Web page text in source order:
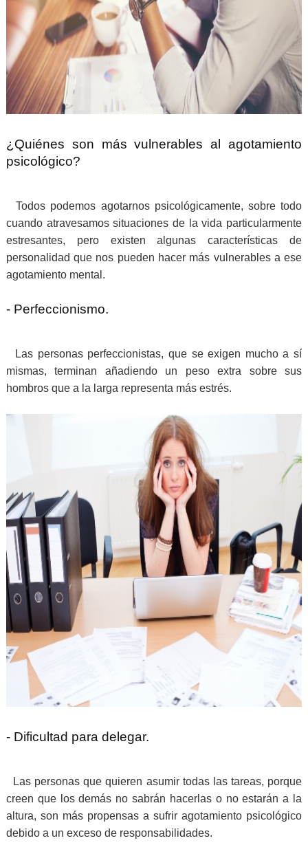
¿Quiénes son más vulnerables al agotamiento
psicológico?
Todos podemos agotarnos psicológicamente, sobre todo
cuando atravesamos situaciones de la vida particularmente
estresantes, pero existen algunas características de
personalidad que nos pueden hacer más vulnerables a ese
agotamiento mental.
- Perfeccionismo.
Las personas perfeccionistas, que se exigen mucho a sí
mismas, terminan añadiendo un peso extra sobre sus
hombros que a la larga representa más estrés.
- Dificultad para delegar.
Las personas que quieren asumir todas las tareas, porque
creen que los demás no sabrán hacerlas o no estarán a la
altura, son más propensas a sufrir agotamiento psicológico
debido a un exceso de responsabilidades.